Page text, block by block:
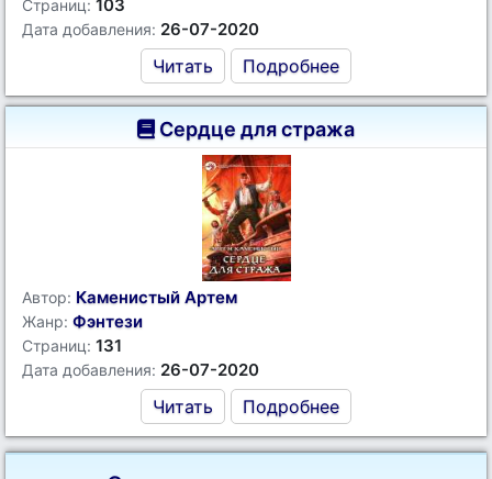
Страниц: 103
Дата добавления: 26-07-2020
Читать Подробнее
Сердце для стража
Автор: Каменистый Артем
Жанр: Фэнтези
Страниц: 131
Дата добавления: 26-07-2020
Читать Подробнее